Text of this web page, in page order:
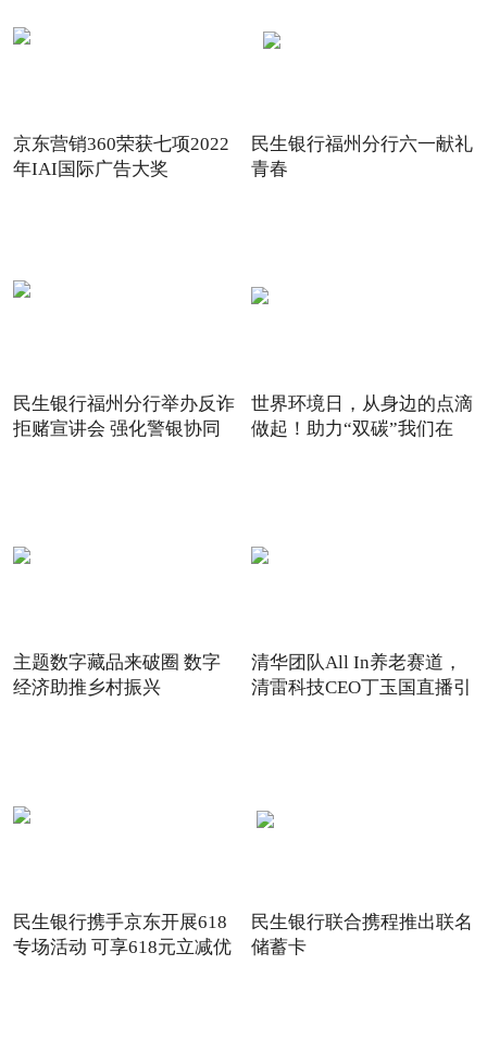
京东营销360荣获七项2022
年IAI国际广告大奖
民生银行福州分行六一献礼
青春
民生银行福州分行举办反诈
拒赌宣讲会 强化警银协同
世界环境日，从身边的点滴
做起！助力“双碳”我们在
主题数字藏品来破圈 数字
经济助推乡村振兴
清华团队All In养老赛道，
清雷科技CEO丁玉国直播引
民生银行携手京东开展618
专场活动 可享618元立减优
民生银行联合携程推出联名
储蓄卡